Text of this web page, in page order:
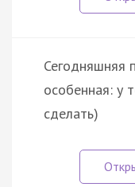
Сегодняшняя
особенная: у
сделать)